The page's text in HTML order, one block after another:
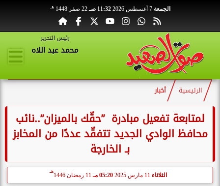
الجمعة 7 أغسطس 2026 11:32 صـ 22 صفر 1448 هـ
رئيس التحرير
محمد عبد اللاه
الرئيسية أخبار
لمتابعة تفعيل مبادرة ”حقّك بالميزان”..نائب
محافظ الوادي الجديد تتفقّد عددًا من المخابز
بـ الخارجة
الثلاثاء 05:20 مـ 11 رمضان 1446
هـ